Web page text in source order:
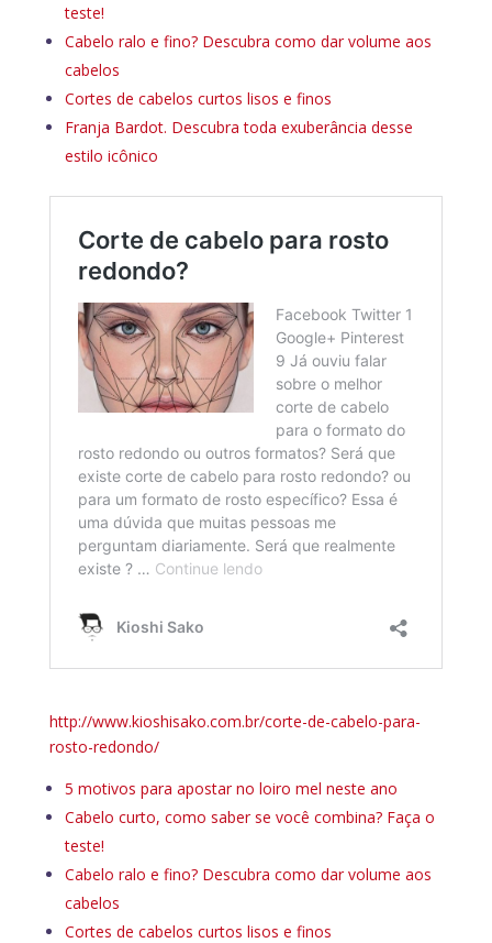
teste!
Cabelo ralo e fino? Descubra como dar volume aos
cabelos
Cortes de cabelos curtos lisos e finos
Franja Bardot. Descubra toda exuberância desse
estilo icônico
http://www.kioshisako.com.br/corte-de-cabelo-para-
rosto-redondo/
5 motivos para apostar no loiro mel neste ano
Cabelo curto, como saber se você combina? Faça o
teste!
Cabelo ralo e fino? Descubra como dar volume aos
cabelos
Cortes de cabelos curtos lisos e finos